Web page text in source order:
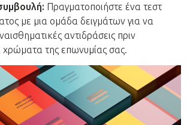
Πραγματοποιήστε ένα τεστ
με μια ομάδα δειγμάτων για να
αντιδράσεις πριν
της επωνυμίας σας.